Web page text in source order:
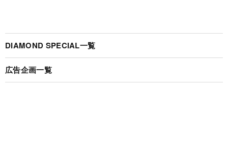
DIAMOND SPECIAL一覧
広告企画一覧